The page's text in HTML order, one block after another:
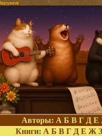
Авторы: А Б В Г Д Е
Книги: А Б В Г Д Е Ж З